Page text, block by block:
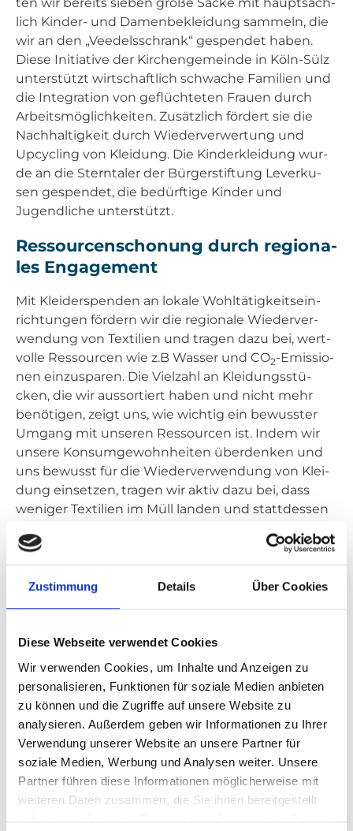
Zustimmung Details Über Cookies
Diese Webseite verwendet Cookies
Wir verwenden Cookies, um Inhalte und Anzeigen zu
personalisieren, Funktionen für soziale Medien anbieten
zu können und die Zugriffe auf unsere Website zu
analysieren. Außerdem geben wir Informationen zu Ihrer
Verwendung unserer Website an unsere Partner für
soziale Medien, Werbung und Analysen weiter. Unsere
Partner führen diese Informationen möglicherweise mit
weiteren Daten zusammen, die Sie ihnen bereitgestellt
lich Kin­der- und Damen­be­klei­dung sam­meln, die
wir an den „Veedels­schrank“ gespen­det haben.
Die­se Initia­ti­ve der Kir­chen­ge­mein­de in Köln-Sülz
unter­stützt wirt­schaft­lich schwa­che Fami­li­en und
die Inte­gra­ti­on von geflüch­te­ten Frau­en durch
Arbeits­mög­lich­kei­ten. Zusätz­lich för­dert sie die
Nach­hal­tig­keit durch Wie­der­ver­wer­tung und
Upcy­cling von Klei­dung. Die Kin­der­klei­dung wur­
de an die Stern­ta­ler der Bür­ger­stif­tung Lever­ku­
sen gespen­det, die bedürf­ti­ge Kin­der und
Jugend­li­che unter­stützt.
Res­sour­cen­scho­nung durch regio­na­
les Enga­ge­ment
Mit Klei­der­spen­den an loka­le Wohl­tä­tig­keits­ein­
rich­tun­gen för­dern wir die regio­na­le Wie­der­ver­
wen­dung von Tex­ti­li­en und tra­gen dazu bei, wert­
vol­le Res­sour­cen wie z.B Was­ser und CO2-Emis­sio­
nen ein­zu­spa­ren. Die Viel­zahl an Klei­dungs­stü­
cken, die wir aus­sor­tiert haben und nicht mehr
benö­ti­gen, zeigt uns, wie wich­tig ein bewuss­ter
Umgang mit unse­ren Res­sour­cen ist. Indem wir
unse­re Kon­sum­ge­wohn­hei­ten über­den­ken und
uns bewusst für die Wie­der­ver­wen­dung von Klei­
dung ein­set­zen, tra­gen wir aktiv dazu bei, dass
weni­ger Tex­ti­li­en im Müll lan­den und statt­des­sen
Nach­hal­tig­keit im Kern unse­rer Ser­
vices
unse­rer Unter­neh­mens­phi­lo­so­phie ver­an­kert. In
Earth Day vie­le ähn­li­che Aktio­nen durch­ge­führt,
um gemein­sam als Teil der Gesell­schaft sozia­le
Ver­ant­wor­tung zu über­neh­men und unse­re Visi­on
einer nach­hal­ti­gen Welt zu ver­wirk­li­chen.